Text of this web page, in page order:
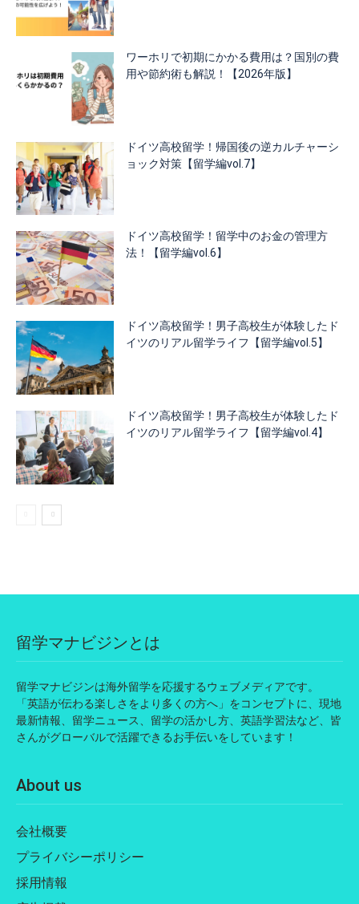
ワーホリで初期にかかる費用は？国別の費
用や節約術も解説！【2026年版】
ドイツ高校留学！帰国後の逆カルチャーシ
ョック対策【留学編vol.7】
ドイツ高校留学！留学中のお金の管理方
法！【留学編vol.6】
ドイツ高校留学！男子高校生が体験したド
イツのリアル留学ライフ【留学編vol.5】
ドイツ高校留学！男子高校生が体験したド
イツのリアル留学ライフ【留学編vol.4】
留学マナビジンとは
留学マナビジンは海外留学を応援するウェブメディアです。
「英語が伝わる楽しさをより多くの方へ」をコンセプトに、現地
最新情報、留学ニュース、留学の活かし方、英語学習法など、皆
さんがグローバルで活躍できるお手伝いをしています！
About us
会社概要
プライバシーポリシー
採用情報